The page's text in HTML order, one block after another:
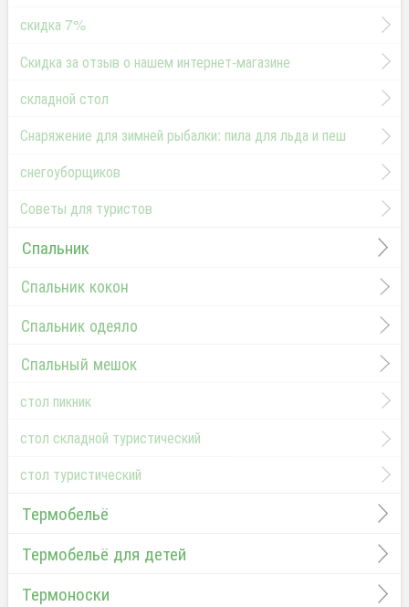
скидка 7%
Скидка за отзыв о нашем интернет-магазине
складной стол
Снаряжение для зимней рыбалки: пила для льда и пеш
снегоуборщиков
Советы для туристов
Спальник
Спальник кокон
Спальник одеяло
Спальный мешок
стол пикник
стол складной туристический
стол туристический
Термобельё
Термобельё для детей
Термоноски